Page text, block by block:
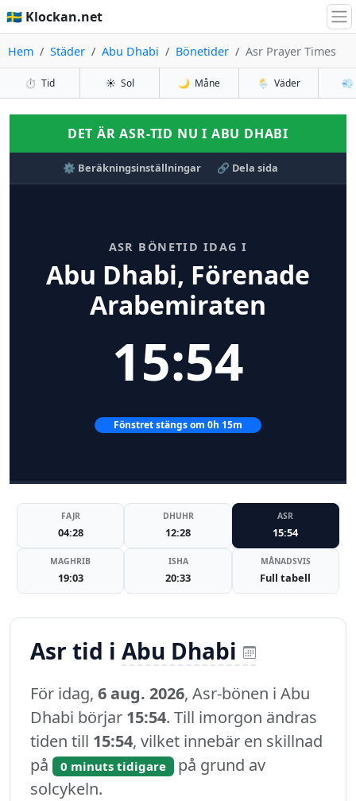
🇸🇪 Klockan.net
Hem Städer Abu Dhabi Bönetider Asr Prayer Times
⏱️ Tid ☀️ Sol 🌙 Måne 🌦️ Väder 💨
DET ÄR ASR-TID NU I ABU DHABI
⚙️ Beräkningsinställningar 🔗 Dela sida
ASR BÖNETID IDAG I
Abu Dhabi, Förenade
Arabemiraten
15:54
Fönstret stängs om 0h 15m
FAJR
04:28
DHUHR
12:28
ASR
15:54
MAGHRIB
19:03
ISHA
20:33
MÅNADSVIS
Full tabell
Asr tid i Abu Dhabi
För idag, 6 aug. 2026, Asr-bönen i Abu
Dhabi börjar 15:54. Till imorgon ändras
tiden till 15:54, vilket innebär en skillnad
på
0 minuts tidigare på grund av
solcykeln.